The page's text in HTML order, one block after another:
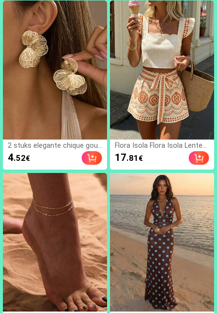
dagelijks kantoorwear (4 stuk
s set, niet 4 paar), cadeau vo
or haar
2 stuks elegante chique goud
en bloem oorknopjes, geschi
kt voor dagelijks gebruik, date
s, feesten, festivals, cadeau,
banket sieraden matching, ca
deau voor haar
4.52€
Flora Isola Flora Isola Lente/z
omer damestop met ruchesk
raag, bedrukte A-lijn shorts e
n strik, modieuze resortset
met blauw-witte print
17.81 €